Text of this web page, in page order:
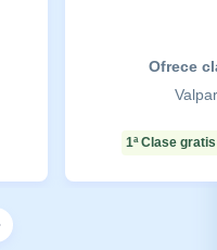
Ofrece
1ª Clase gratis